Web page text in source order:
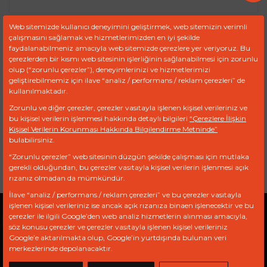
Ürün Kodu :FDR 9276
TEKLIF TALEP FORMU
Ref Marka Model Motor
Gizlilik Politikası Açık Rıza Beyanı KVKK
Web sitemizde kullanıcı deneyimini geliştirmek, web sitemizin verimli
çalışmasını sağlamak ve hizmetlerimizden en iyi şekilde
faydalanabilmeniz amacıyla web sitemizde çerezlere yer veriyoruz. Bu
çerezlerden bir kısmı web sitesinin işlerliğinin sağlanabilmesi için zorunlu
olup (“zorunlu çerezler”), deneyimlerinizi ve hizmetlerimizi
geliştirebilmemiz için ilave “analiz / performans / reklam çerezleri” de
kullanılmaktadır.
Zorunlu ve diğer çerezler, çerezler vasıtayla işlenen kişisel verileriniz ve
bu kişisel verilerin işlenmesi hakkında detaylı bilgileri “Çerezlere İlişkin
Kişisel Verilerin Korunması Hakkında Bilgilendirme Metninde”
bulabilirsiniz.
“Zorunlu çerezler” web sitesinin düzgün şekilde çalışması için mutlaka
gerekli olduğundan, bu çerezler vasıtayla kişisel verilerin işlenmesi açık
rızanız olmadan da mümkündür.
İlave “analiz / performans / reklam çerezleri” ve bu çerezler vasıtayla
işlenen kişisel verileriniz ise ancak açık rızanıza binaen işlenecektir ve bu
çerezler ile ilgili Google’den web analiz hizmetlerin alınması amacıyla,
söz konusu çerezler ve çerezler vasıtayla işlenen kişisel verileriniz
Google’e aktarılmakta olup, Google’in yurtdışında bulunan veri
merkezlerinde depolanacaktır.